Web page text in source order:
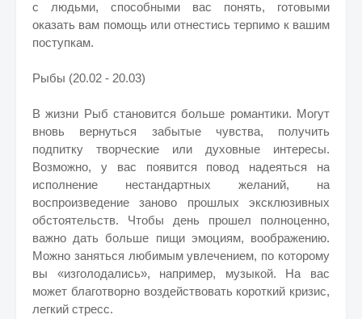
с людьми, способными вас понять, готовыми
оказать вам помощь или отнестись терпимо к вашим
поступкам.
Рыбы (20.02 - 20.03)
В жизни Рыб становится больше романтики. Могут
вновь вернуться забытые чувства, получить
подпитку творческие или духовные интересы.
Возможно, у вас появится повод надеяться на
исполнение нестандартных желаний, на
воспроизведение заново прошлых эксклюзивных
обстоятельств. Чтобы день прошел полноценно,
важно дать больше пищи эмоциям, воображению.
Можно заняться любимым увлечением, по которому
вы «изголодались», например, музыкой. На вас
может благотворно воздействовать короткий кризис,
легкий стресс.